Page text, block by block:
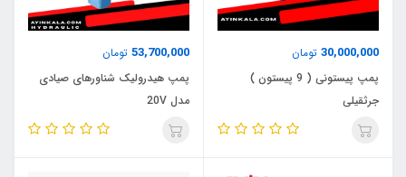
30,000,000 تومان
پمپ پیستونی ( 9 پیستون )
جرثقیلی
53,700,000 تومان
پمپ هیدرولیک شناورهای صیادی
مدل 20V